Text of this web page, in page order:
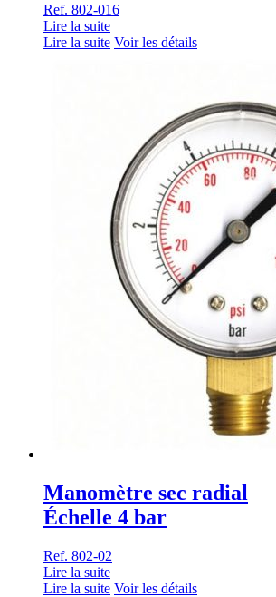
Ref. 802-016
Lire la suite
Lire la suite Voir les détails
Manomètre sec radial
Échelle 4 bar
Ref. 802-02
Lire la suite
Lire la suite Voir les détails